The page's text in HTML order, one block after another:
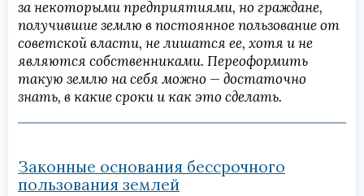
за некоторыми предприятиями, но граждане,
получившие землю в постоянное пользование от
советской власти, не лишатся ее, хотя и не
являются собственниками. Переоформить
такую землю на себя можно — достаточно
знать, в какие сроки и как это сделать.
Законные основания бессрочного
пользования землей